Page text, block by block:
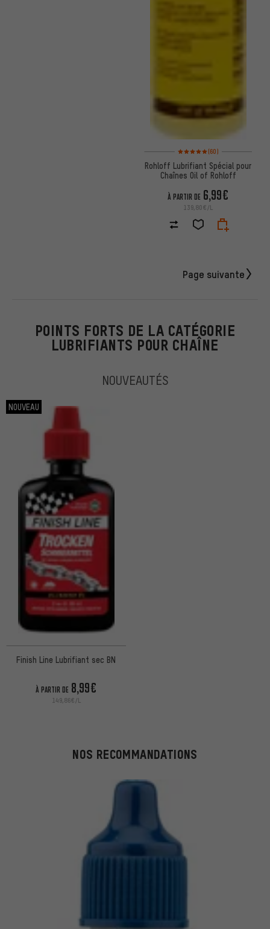
Note moyenne : 5 sur 5 d'après
(60)
Rohloff Lubrifiant Spécial pour
Chaînes Oil of Rohloff
À PARTIR DE 6,99€
139,80€/L
Page suivante
POINTS FORTS DE LA CATÉGORIE
LUBRIFIANTS POUR CHAÎNE
NOUVEAUTÉS
NOUVEAU
Finish Line Lubrifiant sec BN
À PARTIR DE 8,99€
149,86€/L
NOS RECOMMANDATIONS